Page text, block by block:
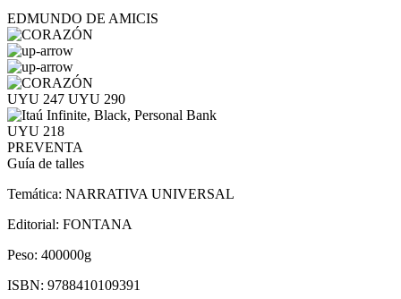
EDMUNDO DE AMICIS
UYU 247 UYU 290
UYU 218
PREVENTA
Guía de talles
Temática: NARRATIVA UNIVERSAL
Editorial: FONTANA
Peso: 400000g
ISBN: 9788410109391